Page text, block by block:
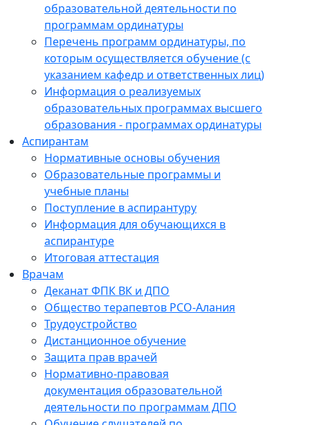
образовательной деятельности по
программам ординатуры
Перечень программ ординатуры, по
которым осуществляется обучение (с
указанием кафедр и ответственных лиц)
Информация о реализуемых
образовательных программах высшего
образования - программах ординатуры
Аспирантам
Нормативные основы обучения
Образовательные программы и
учебные планы
Поступление в аспирантуру
Информация для обучающихся в
аспирантуре
Итоговая аттестация
Врачам
Деканат ФПК ВК и ДПО
Общество терапевтов РСО-Алания
Трудоустройство
Дистанционное обучение
Защита прав врачей
Нормативно-правовая
документация образовательной
деятельности по программам ДПО